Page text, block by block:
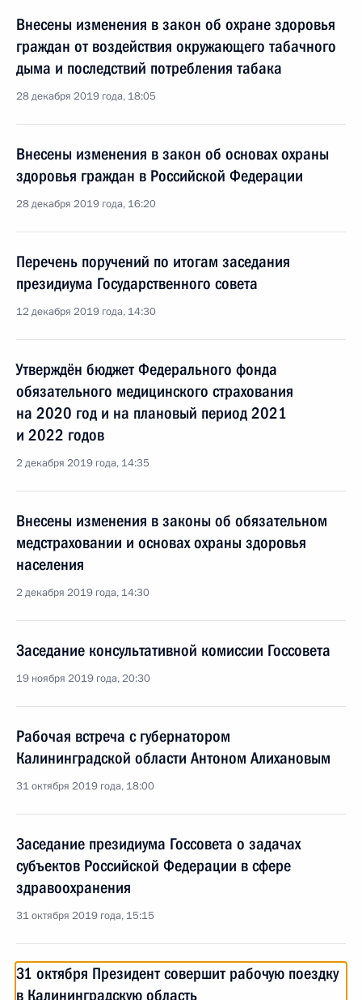
Внесены изменения в закон об охране здоровья
граждан от воздействия окружающего табачного
дыма и последствий потребления табака
28 декабря 2019 года, 18:05
Внесены изменения в закон об основах охраны
здоровья граждан в Российской Федерации
28 декабря 2019 года, 16:20
Перечень поручений по итогам заседания
президиума Государственного совета
12 декабря 2019 года, 14:30
Утверждён бюджет Федерального фонда
обязательного медицинского страхования
на 2020 год и на плановый период 2021
и 2022 годов
2 декабря 2019 года, 14:35
Внесены изменения в законы об обязательном
медстраховании и основах охраны здоровья
населения
2 декабря 2019 года, 14:30
Заседание консультативной комиссии Госсовета
19 ноября 2019 года, 20:30
Рабочая встреча с губернатором
Калининградской области Антоном Алихановым
31 октября 2019 года, 18:00
Заседание президиума Госсовета о задачах
субъектов Российской Федерации в сфере
здравоохранения
31 октября 2019 года, 15:15
31 октября Президент совершит рабочую поездку
в Калининградскую область